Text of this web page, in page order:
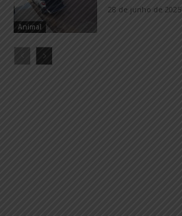
Animal
28 de junho de 2025